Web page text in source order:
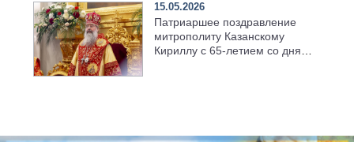
15.05.2026
Патриаршее поздравление
митрополиту Казанскому
Кириллу с 65-летием со дня